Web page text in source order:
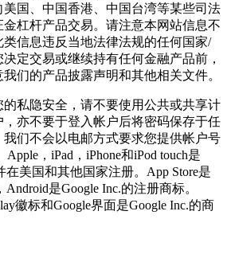
国、中国香港、中国台湾等某些司法
杠杆产品交易。请注意本网站信息不
信息违反当地法律法规的任何国家/
定交易或继续持有任何金融产品前，
们的产品披露声明和其他相关文件。
私隐安全，请不要使用公共或共享计
亦不要于登入帐户后将密码保存于任
们不会以电邮方式要求您提供帐户号
，iPad，iPhone和iPod touch是
在美国和其他国家注册。App Store是
是Google Inc.的注册商标。
徽标和Google界面是Google Inc.的商